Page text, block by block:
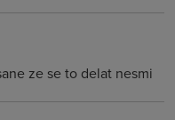
ze se to delat nesmi